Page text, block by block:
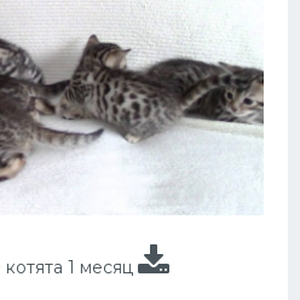
1 месяц